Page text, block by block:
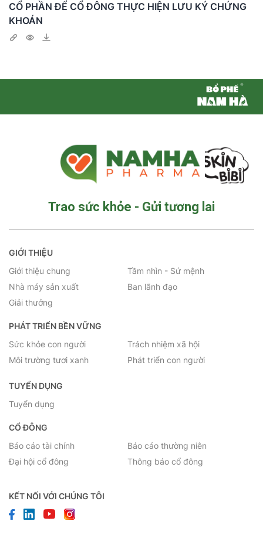
CỔ PHẦN ĐỂ CỔ ĐÔNG THỰC HIỆN LƯU KÝ CHỨNG
KHOÁN
Trao sức khỏe - Gửi tương lai
KẾT NỐI VỚI CHÚNG TÔI
GIỚI THIỆU
Giới thiệu chung
Tầm nhìn - Sứ mệnh
Nhà máy sản xuất
Ban lãnh đạo
Giải thưởng
PHÁT TRIỂN BỀN VỮNG
Sức khỏe con người
Trách nhiệm xã hội
Môi trường tươi xanh
Phát triển con người
TUYỂN DỤNG
Tuyển dụng
CỔ ĐÔNG
Báo cáo tài chính
Báo cáo thường niên
Đại hội cổ đông
Thông báo cổ đông